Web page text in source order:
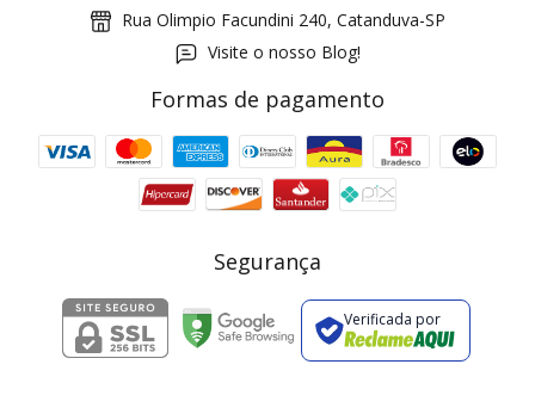
Rua Olimpio Facundini 240, Catanduva-SP
Visite o nosso Blog!
Formas de pagamento
Segurança
Verificada por
Cupom 1a compra: GANHE5
2 pecas 7% OFF